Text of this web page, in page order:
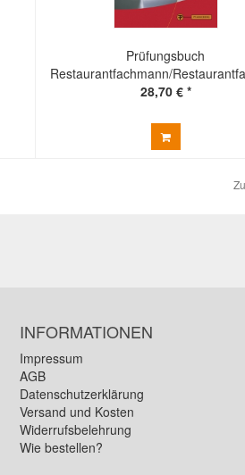
Prüfungsbuch
Restaurantfachmann/
28,70 € *
INFORMATIONEN
Impressum
AGB
Datenschutzerklärung
Versand und Kosten
Widerrufsbelehrung
Wie bestellen?